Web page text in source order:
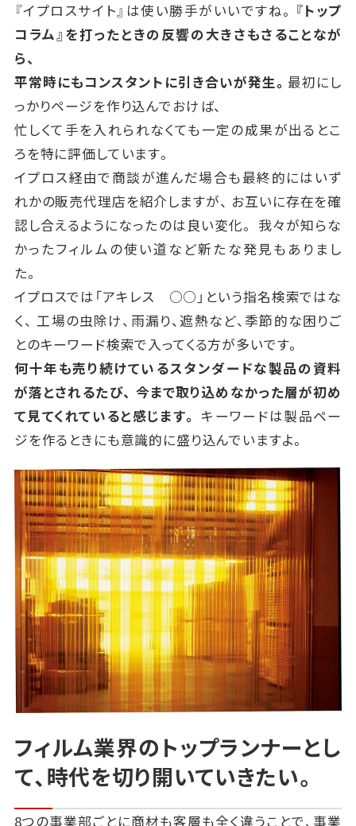
『イプロスサイト』は使い勝手がいいですね。 『トップ
コラム』を打ったときの反響の大きさもさることなが
ら、
平常時にもコンスタントに引き合いが発生。 最初にし
っかりページを作り込んでおけば、
忙しくて手を入れられなくても一定の成果が出るとこ
ろを特に評価しています。
イプロス経由で商談が進んだ場合も最終的にはいず
れかの販売代理店を紹介しますが、 お互いに存在を確
認し合えるようになったのは良い変化。 我々が知らな
かったフィルムの使い道など新たな発見もありまし
た。
イプロスでは「アキレス ○○」という指名検索ではな
く、 工場の虫除け、雨漏り、遮熱など、季節的な困りご
とのキーワード検索で入ってくる方が多いです。
何十年も売り続けているスタンダードな製品の資料
が落とされるたび、 今まで取り込めなかった層が初め
て見てくれていると感じます。 キーワードは製品ペー
ジを作るときにも意識的に盛り込んでいますよ。
フィルム業界のトップランナーとし
て、時代を切り開いていきたい。
8つの事業部ごとに商材も客層も全く違うことで、事業